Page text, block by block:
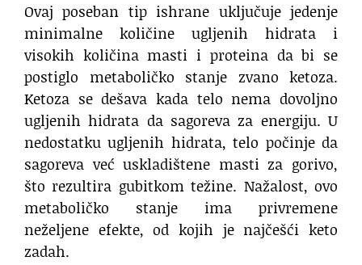
Ovaj poseban tip ishrane uključuje jedenje
minimalne količine ugljenih hidrata i
visokih količina masti i proteina da bi se
postiglo metaboličko stanje zvano ketoza.
Ketoza se dešava kada telo nema dovoljno
ugljenih hidrata da sagoreva za energiju. U
nedostatku ugljenih hidrata, telo počinje da
sagoreva već uskladištene masti za gorivo,
što rezultira gubitkom težine. Nažalost, ovo
metaboličko stanje ima privremene
neželjene efekte, od kojih je najčešći keto
zadah.